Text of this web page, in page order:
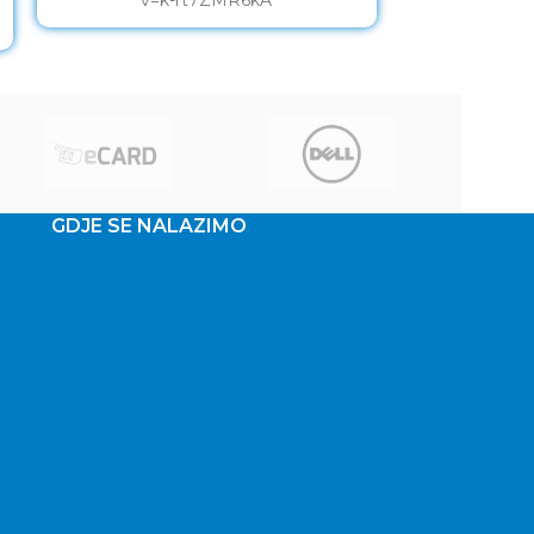
GDJE SE NALAZIMO